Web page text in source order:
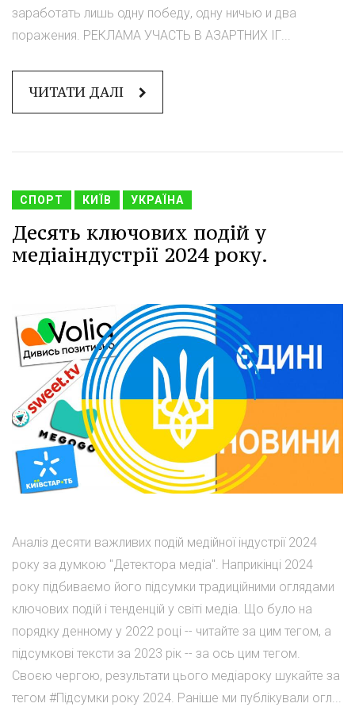
заработать лишь одну победу, одну ничью и два
поражения. РЕКЛАМА УЧАСТЬ В АЗАРТНИХ ІГ...
ЧИТАТИ ДАЛІ
СПОРТ КИЇВ УКРАЇНА
Десять ключових подій у
медіаіндустрії 2024 року.
Аналіз десяти важливих подій медійної індустрії 2024
року за думкою "Детектора медіа". Наприкінці 2024
року підбиваємо його підсумки традиційними оглядами
ключових подій і тенденцій у світі медіа. Що було на
порядку денному у 2022 році -- читайте за цим тегом, а
підсумкові тексти за 2023 рік -- за ось цим тегом.
Своєю чергою, результати цього медіароку шукайте за
тегом #Підсумки року 2024. Раніше ми публікували огл...